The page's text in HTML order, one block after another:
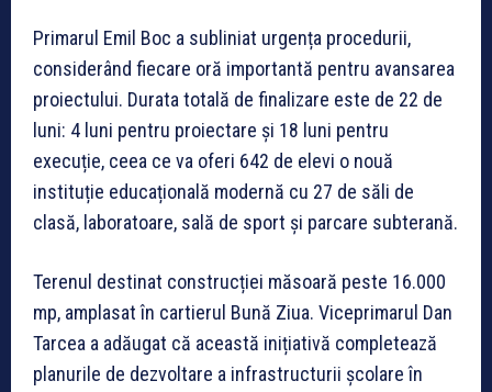
Primarul Emil Boc a subliniat urgența procedurii,
considerând fiecare oră importantă pentru avansarea
proiectului. Durata totală de finalizare este de 22 de
luni: 4 luni pentru proiectare și 18 luni pentru
execuție, ceea ce va oferi 642 de elevi o nouă
instituție educațională modernă cu 27 de săli de
clasă, laboratoare, sală de sport și parcare subterană.
Terenul destinat construcției măsoară peste 16.000
mp, amplasat în cartierul Bună Ziua. Viceprimarul Dan
Tarcea a adăugat că această inițiativă completează
planurile de dezvoltare a infrastructurii școlare în